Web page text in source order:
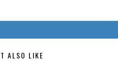
ALSO LIKE